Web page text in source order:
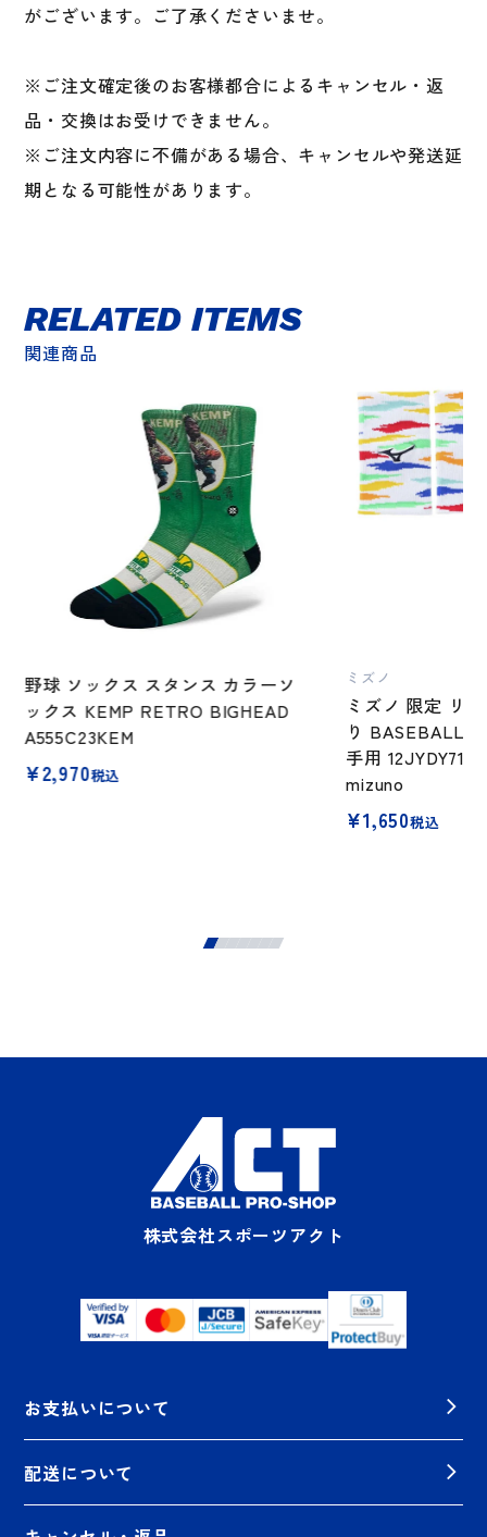
がございます。ご了承くださいませ。
※ご注文確定後のお客様都合によるキャンセル・返
品・交換はお受けできません。
※ご注文内容に不備がある場合、キャンセルや発送延
期となる可能性があります。
関連商品
RELATED ITEMS
野球 ソックス スタンス カラーソ
ックス KEMP RETRO BIGHEAD
A555C23KEM
¥2,970税込
ミズノ
ミズノ 限定 リ
り BASEBALL
手用 12JYDY71
mizuno
¥1,650税込
株式会社スポーツアクト
お支払いについて
配送について